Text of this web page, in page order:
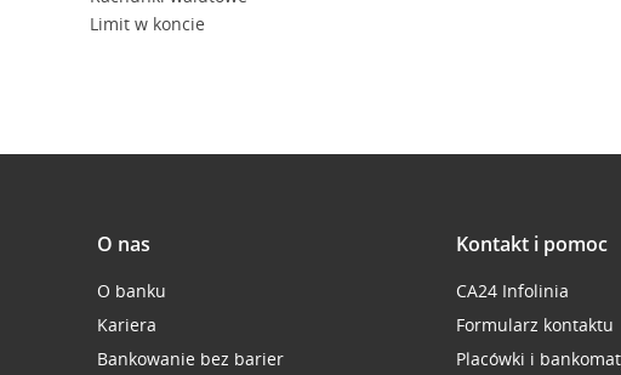
Limit w koncie
O nas
O banku
Kariera
Bankowanie bez barier
Kontakt i pomoc
CA24 Infolinia
Formularz kontaktu
Placówki i